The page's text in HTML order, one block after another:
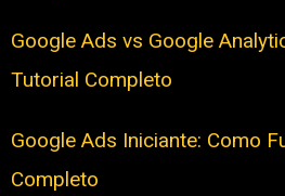
Google Ads vs Google
Tutorial Completo
Google Ads Iniciante: Como
Completo